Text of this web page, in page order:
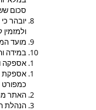
סכום
יובהר
מועד
במידה
אספקה
אספקת
כמפורט
האתר